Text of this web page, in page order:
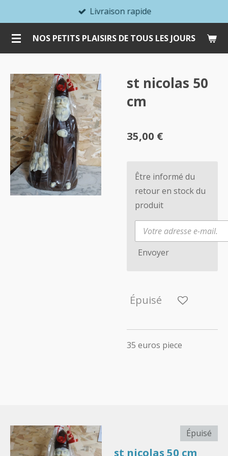
au
contenu
principal
NOS PETITS PLAISIRS DE TOUS LES JOURS
Livraison rapide
st nicolas 50
cm
35,00 €
Être informé du
retour en stock du
produit
Envoyer
Épuisé
35 euros piece
Épuisé
st nicolas 50 cm